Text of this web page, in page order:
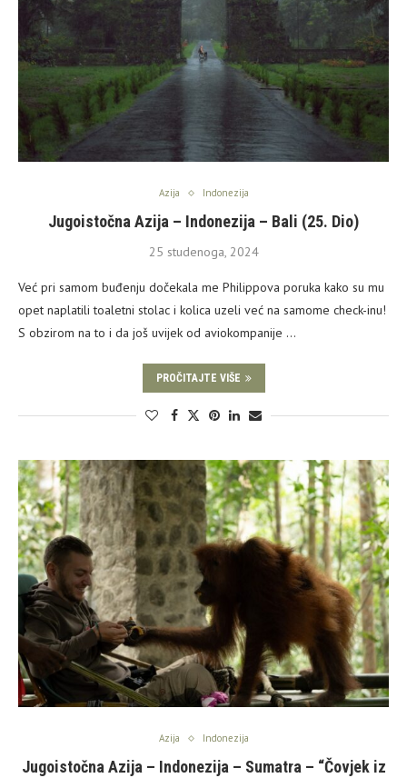
Azija Indonezija
Jugoistočna Azija – Indonezija – Bali (25. Dio)
25 studenoga, 2024
Već pri samom buđenju dočekala me Philippova poruka kako su mu
opet naplatili toaletni stolac i kolica uzeli već na samome check-inu!
S obzirom na to i da još uvijek od aviokompanije …
PROČITAJTE VIŠE
Azija Indonezija
Jugoistočna Azija – Indonezija – Sumatra – “Čovjek iz